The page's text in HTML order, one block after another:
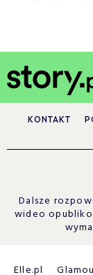
KONTAKT
Dalsze
wideo
Elle.pl